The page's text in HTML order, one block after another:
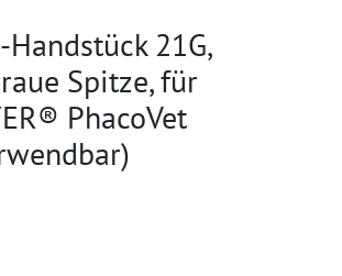
21G,
Spitze, für
PhacoVet